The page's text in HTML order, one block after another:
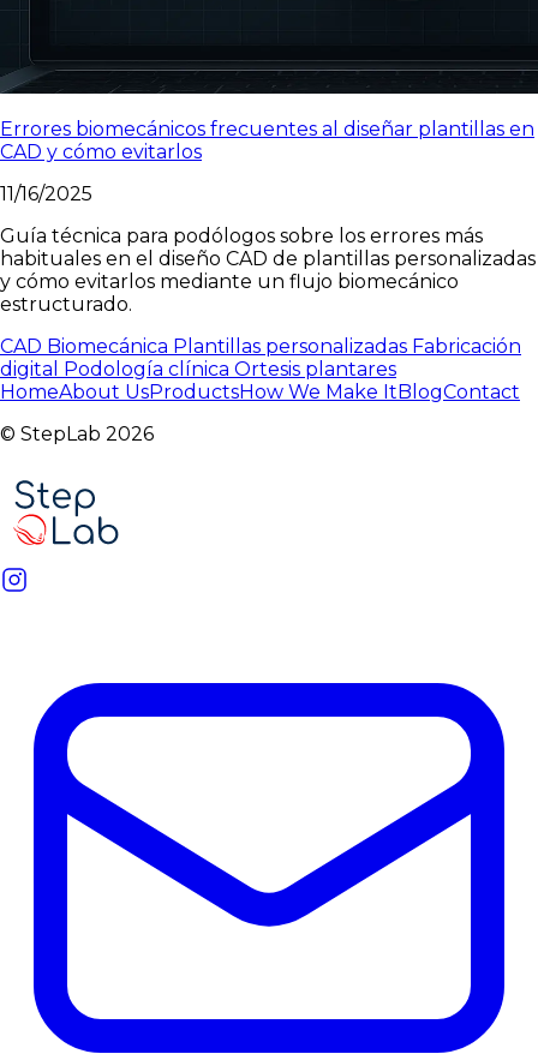
Errores biomecánicos frecuentes al diseñar plantillas en
CAD y cómo evitarlos
11/16/2025
Guía técnica para podólogos sobre los errores más
habituales en el diseño CAD de plantillas personalizadas
y cómo evitarlos mediante un flujo biomecánico
estructurado.
CAD Biomecánica Plantillas personalizadas Fabricación
digital Podología clínica Ortesis plantares
HomeAbout UsProductsHow We Make ItBlogContact
© StepLab 2026